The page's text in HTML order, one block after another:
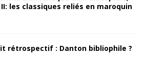
les classiques reliés en maroquin
rétrospectif : Danton bibliophile ?